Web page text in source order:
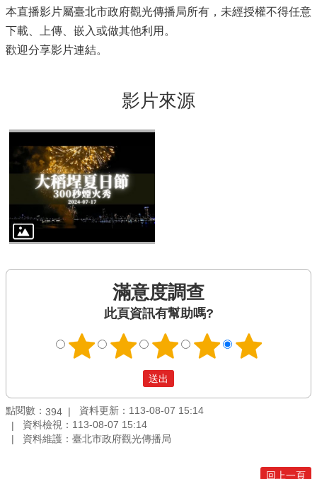
本直播影片屬臺北市政府觀光傳播局所有，未經授權不得任意
下載、上傳、嵌入或做其他利用。
歡迎分享影片連結。
影片來源
滿意度調查
此頁資訊有幫助嗎?
點閱數： 394
資料更新：113-08-07 15:14
資料檢視：113-08-07 15:14
資料維護：臺北市政府觀光傳播局
回上一頁